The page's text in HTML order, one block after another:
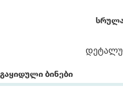
დაკავშირებულია კოხტა-
და სხეულის მოვლის
ყინულის მოედანს;
Გაყიდული Ბინები